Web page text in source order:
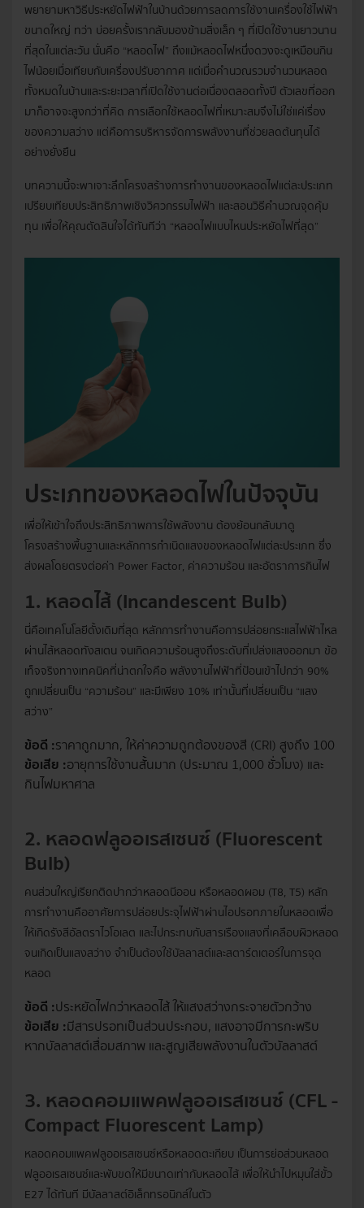
พยายามหาวิธีประหยัดไฟฟ้าในบ้านด้วยการลดการใช้งานเครื่องใช้ไฟฟ้า
ขนาดใหญ่ ทว่า บ่อยครั้งเรากลับมองข้ามสิ่งเล็ก ๆ ที่เปิดใช้งานยาวนาน
ที่สุดในแต่ละวัน นั่นคือ “หลอดไฟ” ถึงแม้หลอดไฟหนึ่งดวงจะดูเหมือนกิน
ไฟน้อยเมื่อเทียบกับเครื่องปรับอากาศ แต่เมื่อคำนวณรวมจำนวนหลอด
ทั้งหมดในบ้านและระยะเวลาที่เปิดใช้งานต่อเนื่องตลอดทั้งปี ตัวเลขที่ออก
มาก็อาจจะสูงกว่าที่คิด การเลือกใช้หลอดไฟที่เหมาะสมจึงไม่ใช่แค่เรื่อง
ของความสว่าง แต่คือการบริหารจัดการพลังงานที่ช่วยลดต้นทุนได้
อย่างยั่งยืน
บทความนี้จะพาเจาะลึกโครงสร้างการทำงานของหลอดไฟแต่ละประเภท
เปรียบเทียบประสิทธิภาพเชิงวิศวกรรมไฟฟ้า และสอนวิธีคำนวณจุดคุ้ม
ทุน เพื่อให้คุณตัดสินใจได้ทันทีว่า “หลอดไฟแบบไหนประหยัดไฟที่สุด”
ประเภทของหลอดไฟในปัจจุบัน
เพื่อให้เข้าใจถึงประสิทธิภาพการใช้พลังงาน ต้องย้อนกลับมาดู
โครงสร้างพื้นฐานและหลักการกำเนิดแสงของหลอดไฟแต่ละประเภท ซึ่ง
ส่งผลโดยตรงต่อค่า Power Factor, ค่าความร้อน และอัตราการกินไฟ
1. หลอดไส้ (Incandescent Bulb)
นี่คือเทคโนโลยีดั้งเดิมที่สุด หลักการทำงานคือการปล่อยกระแสไฟฟ้าไหล
ผ่านไส้หลอดทังสเตน จนเกิดความร้อนสูงถึงระดับที่เปล่งแสงออกมา ข้อ
เท็จจริงทางเทคนิคที่น่าตกใจคือ พลังงานไฟฟ้าที่ป้อนเข้าไปกว่า 90%
ถูกเปลี่ยนเป็น “ความร้อน” และมีเพียง 10% เท่านั้นที่เปลี่ยนเป็น “แสง
สว่าง”
ข้อดี :ราคาถูกมาก, ให้ค่าความถูกต้องของสี (CRI) สูงถึง 100
ข้อเสีย :อายุการใช้งานสั้นมาก (ประมาณ 1,000 ชั่วโมง) และ
กินไฟมหาศาล
2. หลอดฟลูออเรสเซนซ์ (Fluorescent
Bulb)
คนส่วนใหญ่เรียกติดปากว่าหลอดนีออน หรือหลอดผอม (T8, T5) หลัก
การทำงานคืออาศัยการปล่อยประจุไฟฟ้าผ่านไอปรอทภายในหลอดเพื่อ
ให้เกิดรังสีอัลตราไวโอเลต และไปกระทบกับสารเรืองแสงที่เคลือบผิวหลอด
จนเกิดเป็นแสงสว่าง จำเป็นต้องใช้บัลลาสต์และสตาร์ตเตอร์ในการจุด
หลอด
ข้อดี :ประหยัดไฟกว่าหลอดไส้ ให้แสงสว่างกระจายตัวกว้าง
ข้อเสีย :มีสารปรอทเป็นส่วนประกอบ, แสงอาจมีการกะพริบ
หากบัลลาสต์เสื่อมสภาพ และสูญเสียพลังงานในตัวบัลลาสต์
3. หลอดคอมแพคฟลูออเรสเซนซ์ (CFL -
Compact Fluorescent Lamp)
หลอดคอมแพคฟลูออเรสเซนซ์หรือหลอดตะเกียบ เป็นการย่อส่วนหลอด
ฟลูออเรสเซนซ์และพับขดให้มีขนาดเท่ากับหลอดไส้ เพื่อให้นำไปหมุนใส่ขั้ว
E27 ได้ทันที มีบัลลาสต์อิเล็กทรอนิกส์ในตัว